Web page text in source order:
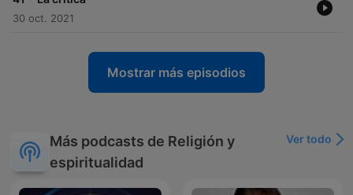
30 oct. 2021
Mostrar más episodios
Más podcasts de Religión y
espiritualidad
Ver todo